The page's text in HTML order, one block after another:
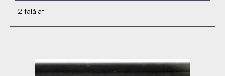
12 találat